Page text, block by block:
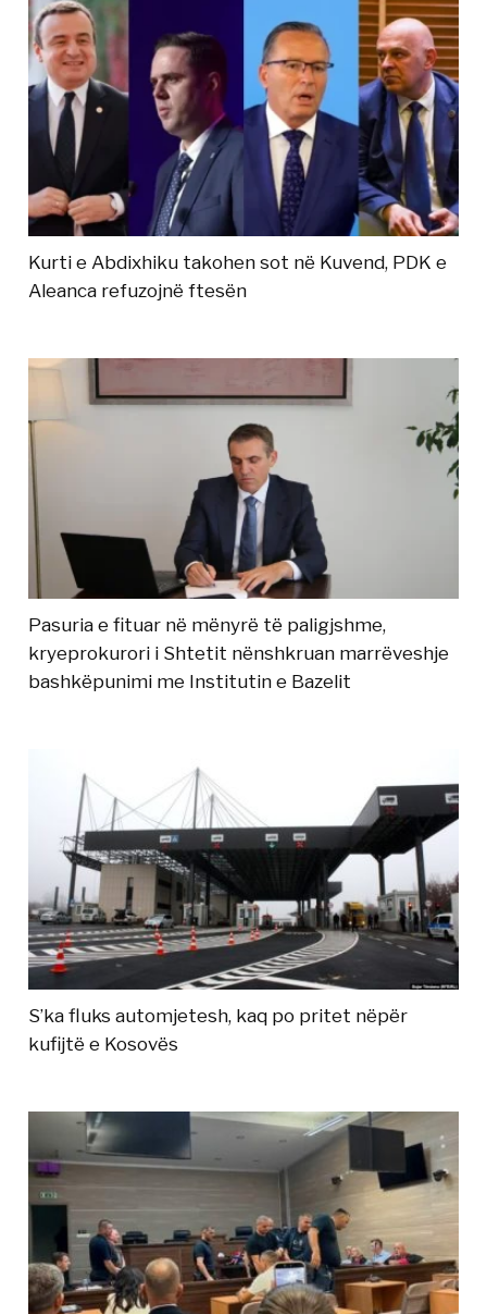
Kurti e Abdixhiku takohen sot në Kuvend, PDK e
Aleanca refuzojnë ftesën
Pasuria e fituar në mënyrë të paligjshme,
kryeprokurori i Shtetit nënshkruan marrëveshje
bashkëpunimi me Institutin e Bazelit
S’ka fluks automjetesh, kaq po pritet nëpër
kufijtë e Kosovës